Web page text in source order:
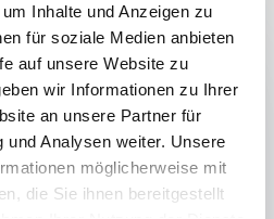
Inhalte und Anzeigen zu
für soziale Medien anbieten
auf unsere Website zu
wir Informationen zu Ihrer
an unsere Partner für
und Analysen weiter. Unsere
möglicherweise mit
die Sie ihnen bereitgestellt
gibt Ihnen unser Speaker
darin, wie Sie Ihre
Mitarbeiterzufriedenheit
ausstechen